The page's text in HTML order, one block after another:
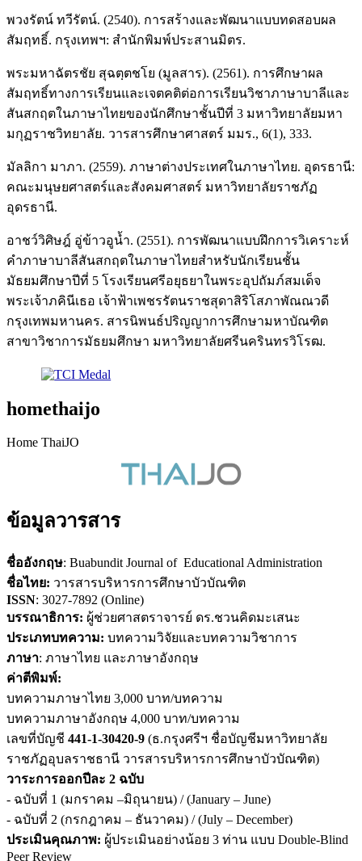
พวงรัตน์ ทวีรัตน์. (2540). การสร้างและพัฒนาแบบทดสอบผล
สัมฤทธิ์. กรุงเทพฯ: สำนักพิมพ์ประสานมิตร.
พระมหาฉัตรชัย สุฉตฺตชโย (มูลสาร). (2561). การศึกษาผล
สัมฤทธิ์ทางการเรียนและเจตคติต่อการเรียนวิชาภาษาบาลีและ
สันสกฤตในภาษาไทยของนักศึกษาชั้นปีที่ 3 มหาวิทยาลัยมหา
มกุฏราชวิทยาลัย. วารสารศึกษาศาสตร์ มมร., 6(1), 333.
มัลลิกา มาภา. (2559). ภาษาต่างประเทศในภาษาไทย. อุดรธานี:
คณะมนุษยศาสตร์และสังคมศาสตร์ มหาวิทยาลัยราชภัฏ
อุดรธานี.
อาชว์วิศิษฎ์ อู่ข้าวอูน้ำ. (2551). การพัฒนาแบบฝึกการวิเคราะห์
คำภาษาบาลีสันสกฤตในภาษาไทยสำหรับนักเรียนชั้น
มัธยมศึกษาปีที่ 5 โรงเรียนศรีอยุธยาในพระอุปถัมภ์สมเด็จ
พระเจ้าภคินีเธอ เจ้าฟ้าเพชรรัตนราชสุดาสิริโสภาพัณณวดี
กรุงเทพมหานคร. สารนิพนธ์ปริญญาการศึกษามหาบัณฑิต
สาขาวิชาการมัธยมศึกษา มหาวิทยาลัยศรีนครินทรวิโรฒ.
homethaijo
Home ThaiJO
ข้อมูลวารสาร
ชื่ออังกฤษ: Buabundit Journal of Educational Administration
ชื่อไทย: วารสารบริหารการศึกษาบัวบัณฑิต
ISSN: 3027-7892 (Online)
บรรณาธิการ: ผู้ช่วยศาสตราจารย์ ดร.ชวนคิดมะเสนะ
ประเภทบทความ: บทความวิจัยและบทความวิชาการ
ภาษา: ภาษาไทย และภาษาอังกฤษ
ค่าตีพิมพ์:
บทความภาษาไทย 3,000 บาท/บทความ
บทความภาษาอังกฤษ 4,000 บาท/บทความ
เลขที่บัญชี 441-1-30420-9 (ธ.กรุงศรีฯ ชื่อบัญชีมหาวิทยาลัย
ราชภัฏอุบลราชธานี วารสารบริหารการศึกษาบัวบัณฑิต)
วาระการออกปีละ 2 ฉบับ
- ฉบับที่ 1 (มกราคม –มิถุนายน) / (January – June)
- ฉบับที่ 2 (กรกฎาคม – ธันวาคม) / (July – December)
ประเมินคุณภาพ: ผู้ประเมินอย่างน้อย 3 ท่าน แบบ Double-Blind
Peer Review